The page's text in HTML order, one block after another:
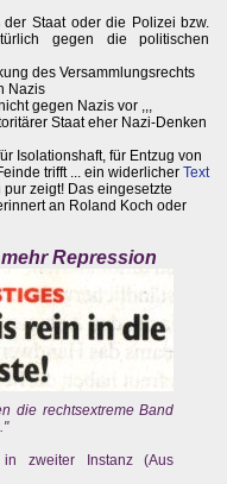
Staat oder die Polizei bzw.
gegen die politischen
des Versammlungsrechts
Nazis
gegen Nazis vor ,,,
Staat eher Nazi-Denken
Isolationshaft, für Entzug von
trifft ... ein widerlicher Text
zeigt! Das eingesetzte
an Roland Koch oder
Repression
die rechtsextreme Band
zweiter Instanz (Aus